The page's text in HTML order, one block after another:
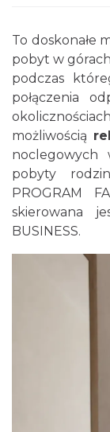
To doskonałe
pobyt w
podczas
połączenia
możliwością
noclegowych
pobyty
PROGRAM
skierowana
BUSINESS.